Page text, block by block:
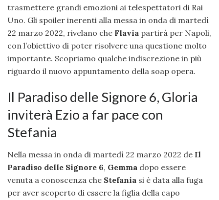
trasmettere grandi emozioni ai telespettatori di Rai
Uno. Gli spoiler inerenti alla messa in onda di martedì
22 marzo 2022, rivelano che Flavia partirà per Napoli,
con l’obiettivo di poter risolvere una questione molto
importante. Scopriamo qualche indiscrezione in più
riguardo il nuovo appuntamento della soap opera.
Il Paradiso delle Signore 6, Gloria
inviterà Ezio a far pace con
Stefania
Nella messa in onda di martedì 22 marzo 2022 de Il
Paradiso delle Signore 6, Gemma dopo essere
venuta a conoscenza che Stefania si è data alla fuga
per aver scoperto di essere la figlia della capo